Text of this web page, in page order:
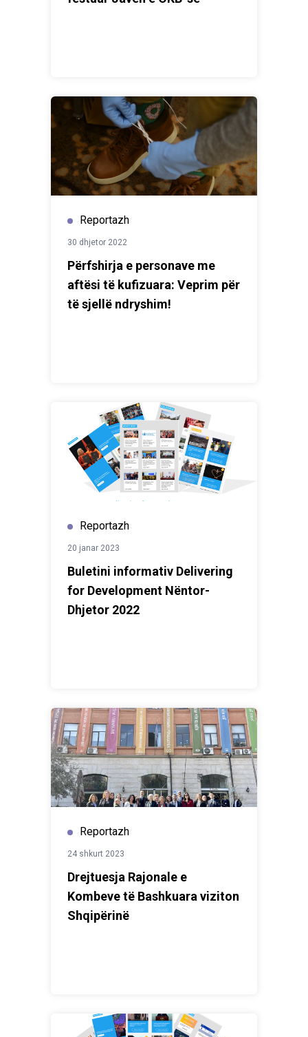
Reportazh
30 dhjetor 2022
Përfshirja e personave me
aftësi të kufizuara: Veprim për
të sjellë ndryshim!
Reportazh
20 janar 2023
Buletini informativ Delivering
for Development Nëntor-
Dhjetor 2022
Reportazh
24 shkurt 2023
Drejtuesja Rajonale e
Kombeve të Bashkuara viziton
Shqipërinë